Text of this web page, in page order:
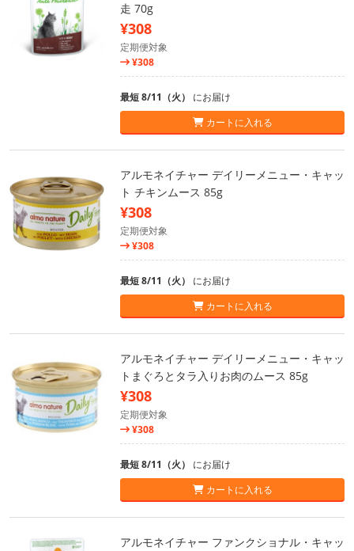
走 70g
¥308
定期便対象
¥308
最短 8/11（火） にお届け
カートに入れる
アルモネイチャー デイリーメニュー・キャッ
ト チキンムース 85g
¥308
定期便対象
¥308
最短 8/11（火） にお届け
カートに入れる
アルモネイチャー デイリーメニュー・キャッ
トまぐろとタラ入りお肉のムース 85g
¥308
定期便対象
¥308
最短 8/11（火） にお届け
カートに入れる
アルモネイチャー ファンクショナル・キャッ